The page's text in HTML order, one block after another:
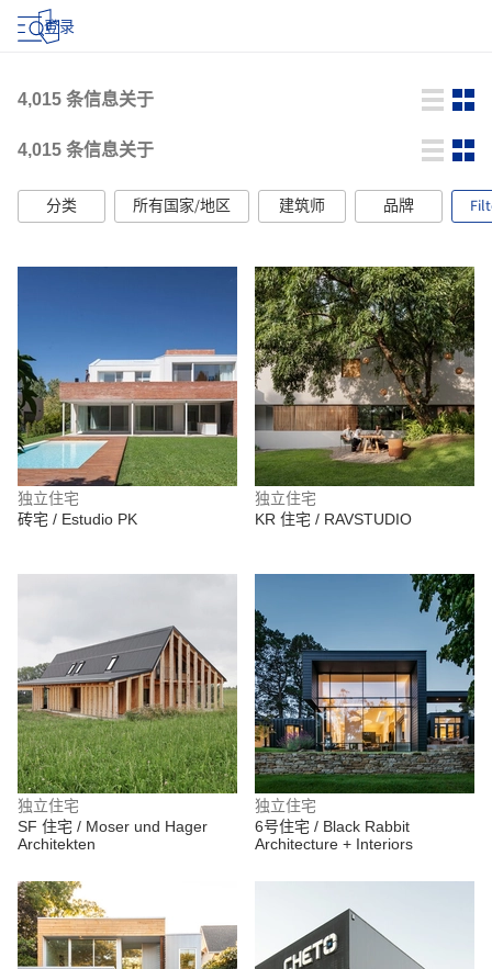
登录
4,015 条信息关于
4,015 条信息关于
分类 所有国家/地区 建筑师 品牌
独立住宅
砖宅 / Estudio PK
独立住宅
KR 住宅 / RAVSTUDIO
独立住宅
SF 住宅 / Moser und Hager
Architekten
独立住宅
6号住宅 / Black Rabbit
Architecture + Interiors